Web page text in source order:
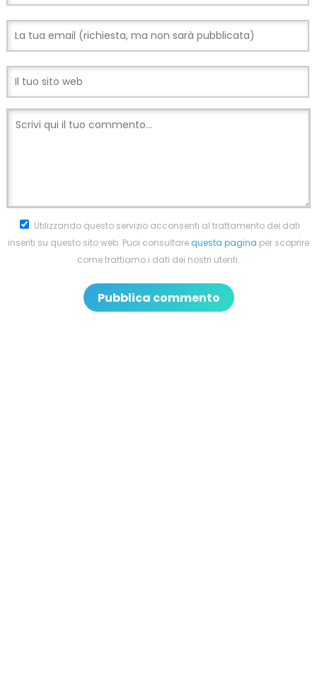
Utilizzando questo servizio acconsenti al trattamento dei dati
inseriti su questo sito web. Puoi consultarequesta pagina per scoprire
come trattiamo i dati dei nostri utenti.